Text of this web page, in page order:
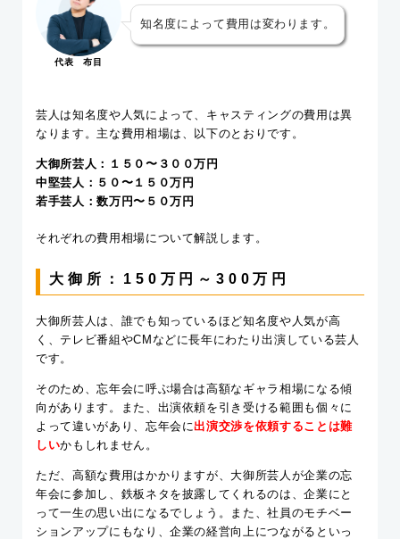
代表 布目
知名度によって費用は変わります。
芸人は知名度や人気によって、キャスティングの費用は異
なります。主な費用相場は、以下のとおりです。
大御所芸人：１５０〜３００万円
中堅芸人：５０〜１５０万円
若手芸人：数万円〜５０万円
それぞれの費用相場について解説します。
大御所：150万円～300万円
大御所芸人は、誰でも知っているほど知名度や人気が高
く、テレビ番組やCMなどに長年にわたり出演している芸人
です。
そのため、忘年会に呼ぶ場合は高額なギャラ相場になる傾
向があります。また、出演依頼を引き受ける範囲も個々に
よって違いがあり、忘年会に出演交渉を依頼することは難
しいかもしれません。
ただ、高額な費用はかかりますが、大御所芸人が企業の忘
年会に参加し、鉄板ネタを披露してくれるのは、企業にと
って一生の思い出になるでしょう。また、社員のモチベー
ションアップにもなり、企業の経営向上につながるといっ